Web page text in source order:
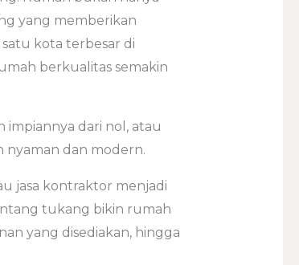
yang memberikan
satu kota terbesar di
berkualitas semakin
dari nol, atau
nyaman dan modern.
jasa kontraktor menjadi
tukang bikin rumah
yang disediakan, hingga